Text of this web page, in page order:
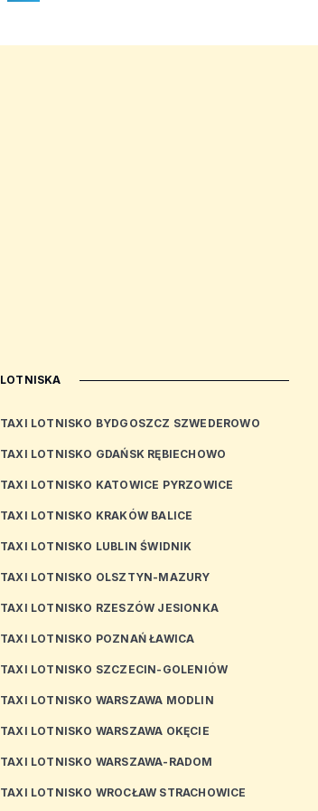
LOTNISKA
TAXI LOTNISKO BYDGOSZCZ SZWEDEROWO
TAXI LOTNISKO GDAŃSK RĘBIECHOWO
TAXI LOTNISKO KATOWICE PYRZOWICE
TAXI LOTNISKO KRAKÓW BALICE
TAXI LOTNISKO LUBLIN ŚWIDNIK
TAXI LOTNISKO OLSZTYN-MAZURY
TAXI LOTNISKO RZESZÓW JESIONKA
TAXI LOTNISKO POZNAŃ ŁAWICA
TAXI LOTNISKO SZCZECIN-GOLENIÓW
TAXI LOTNISKO WARSZAWA MODLIN
TAXI LOTNISKO WARSZAWA OKĘCIE
TAXI LOTNISKO WARSZAWA-RADOM
TAXI LOTNISKO WROCŁAW STRACHOWICE